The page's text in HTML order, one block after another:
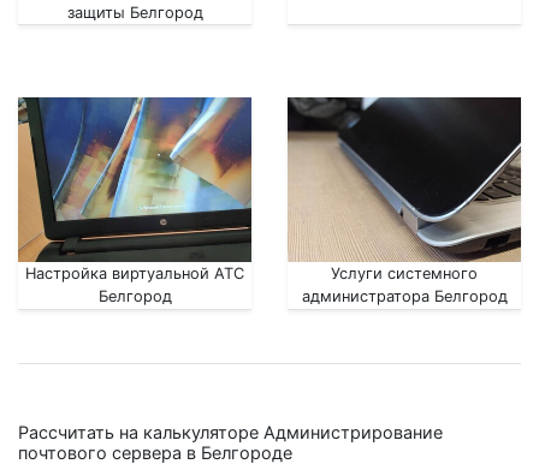
защиты Белгород
Настройка виртуальной АТС
Белгород
Услуги системного
администратора Белгород
Рассчитать на калькуляторе Администрирование
почтового сервера в Белгороде